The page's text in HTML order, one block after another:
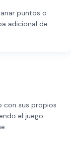
puntos o
adicional de
con sus propios
el juego